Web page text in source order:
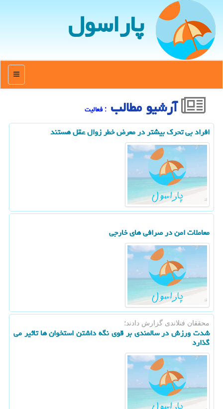
پاراسول
منو
آرشیو مطالب : فعالیت
افراد بی تحرک بیشتر در معرض خطر زوال عقل هستند
معاملات امن در صرافی های خارجی
محققان فنلاندی گزارش دادند؛
شدت ورزش در سالمندی بر قوی نگه داشتن استخوان ها تاثیر می
گذارد